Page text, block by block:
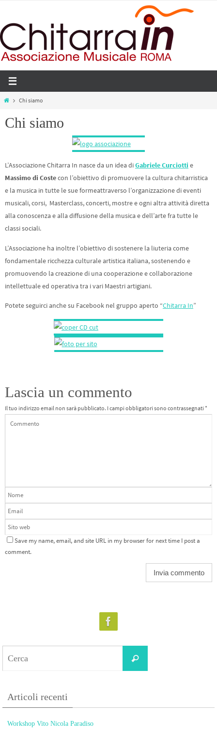
contenuto
HomeChi siamo
Chi siamo
L’Associazione Chitarra In nasce da un idea diGabriele Curciotti e
Massimo di Costecon l’obiettivo di promuovere la cultura chitarristica
e la musica in tutte le sue formeattraverso l’organizzazione di eventi
musicali, corsi, Masterclass, concerti, mostre e ogni altra attività diretta
alla conoscenza e alla diffusione della musica e dell’arte fra tutte le
classi sociali.
L’Associazione ha inoltre l’obiettivo di sostenere la liuteria come
fondamentale ricchezza culturale artistica italiana, sostenendo e
promuovendo la creazione di una cooperazione e collaborazione
intellettuale ed operativa tra i vari Maestri artigiani.
Potete seguirci anche su Facebook nel gruppo aperto “Chitarra In”
Lascia un commento
Il tuo indirizzo email non sarà pubblicato. I campi obbligatori sono contrassegnati *
Save my name, email, and site URL in my browser for next time I post a
comment.
Cerca
Articoli recenti
Workshop Vito Nicola Paradiso